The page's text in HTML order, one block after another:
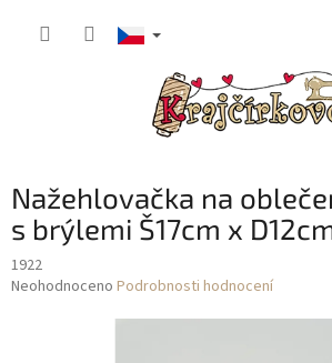
Nažehlovačka na
s brýlemi Š17cm x
1922
Průměrné
Neohodnoceno Podrobnosti hodnocení